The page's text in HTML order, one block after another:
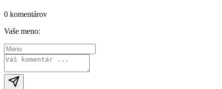
0 komentárov
Vaše meno: